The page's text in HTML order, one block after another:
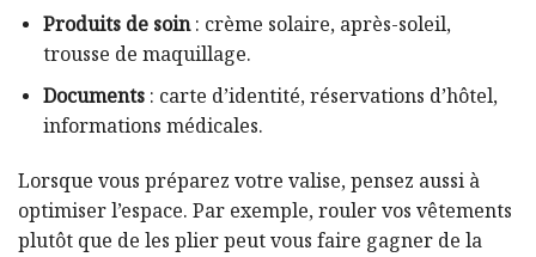
Produits de soin: crème solaire, après-soleil,
trousse de maquillage.
Documents: carte d’identité, réservations d’hôtel,
informations médicales.
Lorsque vous préparez votre valise, pensez aussi à
optimiser l’espace. Par exemple, rouler vos vêtements
plutôt que de les plier peut vous faire gagner de la